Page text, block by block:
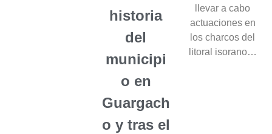
historia
del
municipi
o en
Guargach
o y tras el
llevar a cabo
actuaciones en
los charcos del
litoral isorano…